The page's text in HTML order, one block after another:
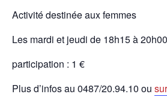
Activité destinée aux femmes
Les mardi et jeudi de 18h15 à 20h00
participation : 1 €
Plus d’infos au 0487/20.94.10 ou